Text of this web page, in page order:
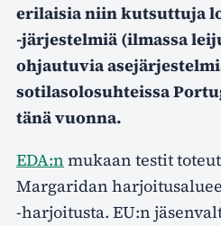
erilaisia niin kutsuttuja
-järjestelmiä (ilmassa
ohjautuvia
sotilasolosuhteissa
tänä vuonna.
EDA:n mukaan testit
Margaridan
-harjoitusta. EU:n